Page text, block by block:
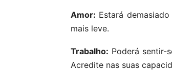
Amor: Estará
mais leve.
Trabalho: Poderá sentir-
Acredite nas suas